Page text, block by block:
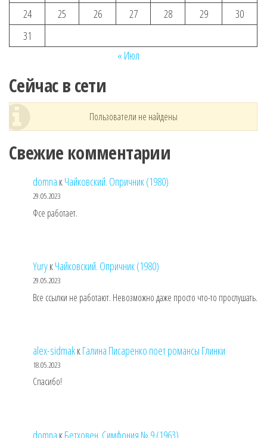
24
25 26 27 28 29
30
31
« Июл
Сейчас в сети
Пользователи не найдены
Свежие комментарии
domna кЧайковский. Опричник (1980)
29.05.2023
Фсе работает.
YuryкЧайковский. Опричник (1980)
29.05.2023
Все ссылки не работают. Невозможно даже просто что-то прослушать.
alex-sidmakкГалина Писаренко поет романсы Глинки
18.05.2023
Спасибо!
domna кБетховен. Симфония № 9 (1963)